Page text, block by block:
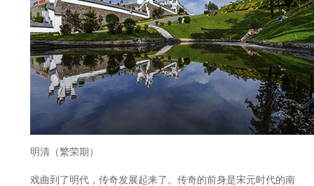
明清（繁荣期）
戏曲到了明代，传奇发展起来了。传奇的前身是宋元时代的南